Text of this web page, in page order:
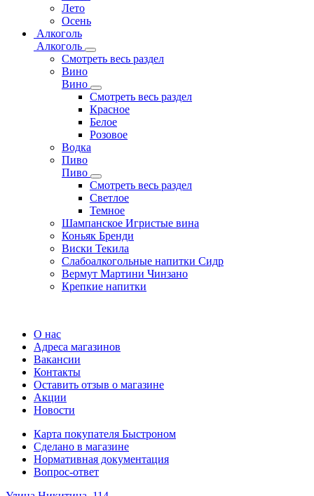
Лето
Осень
Алкоголь
Алкоголь
Смотреть весь раздел
Вино
Вино
Смотреть весь раздел
Красное
Белое
Розовое
Водка
Пиво
Пиво
Смотреть весь раздел
Cветлое
Темное
Шампанское Игристые вина
Коньяк Бренди
Виски Текила
Слабоалкогольные напитки Сидр
Вермут Мартини Чинзано
Крепкие напитки
О нас
Адреса магазинов
Вакансии
Контакты
Оставить отзыв о магазине
Акции
Новости
Карта покупателя Быстроном
Сделано в магазине
Нормативная документация
Вопрос-ответ